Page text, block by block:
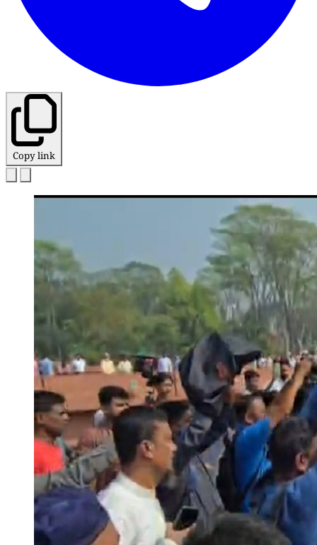
Copy link